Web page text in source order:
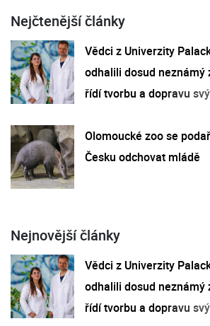
Nejčtenější články
Vědci z Univerzity
odhalili dosud neznámý
řídí tvorbu a dopravu
Olomoucké zoo se
Česku odchovat mládě
Nejnovější články
Vědci z Univerzity
odhalili dosud neznámý
řídí tvorbu a dopravu